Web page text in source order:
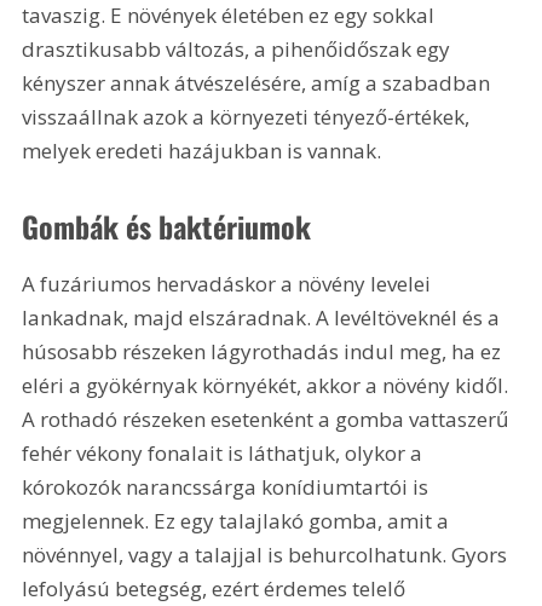
tavaszig. E növények életében ez egy sokkal
drasztikusabb változás, a pihenőidőszak egy
kényszer annak átvészelésére, amíg a szabadban
visszaállnak azok a környezeti tényező-értékek,
melyek eredeti hazájukban is vannak.
Gombák és baktériumok
A fuzáriumos hervadáskor a növény levelei
lankadnak, majd elszáradnak. A levéltöveknél és a
húsosabb részeken lágyrothadás indul meg, ha ez
eléri a gyökérnyak környékét, akkor a növény kidől.
A rothadó részeken esetenként a gomba vattaszerű
fehér vékony fonalait is láthatjuk, olykor a
kórokozók narancssárga konídiumtartói is
megjelennek. Ez egy talajlakó gomba, amit a
növénnyel, vagy a talajjal is behurcolhatunk. Gyors
lefolyású betegség, ezért érdemes telelő